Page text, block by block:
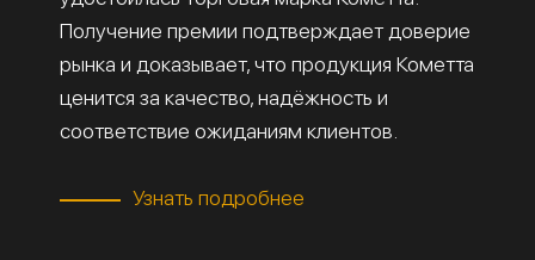
Получение премии подтверждает доверие
рынка и доказывает, что продукция Кометта
ценится за качество, надёжность и
соответствие ожиданиям клиентов.
Узнать подробнее